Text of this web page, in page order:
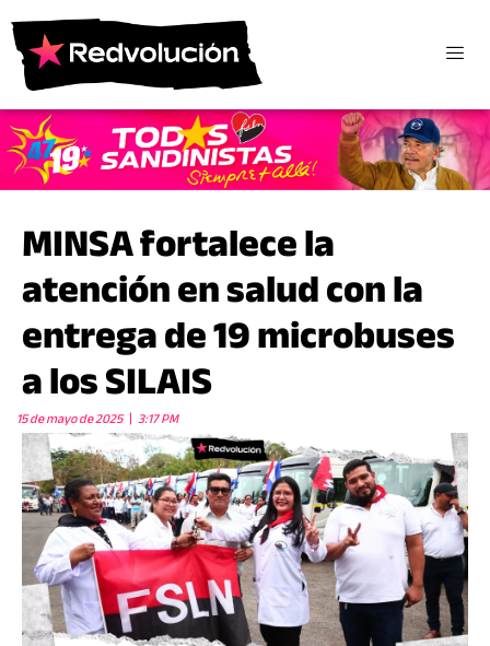
MINSA fortalece la
atención en salud con la
entrega de 19 microbuses
a los SILAIS
15 de mayo de 2025 3:17 PM